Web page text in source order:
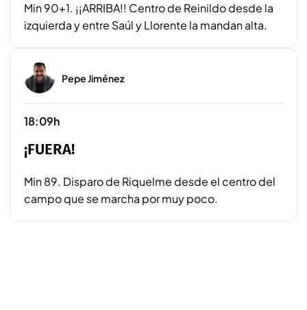
Min 90+1. ¡¡ARRIBA!! Centro de Reinildo desde la
izquierda y entre Saúl y Llorente la mandan alta.
Pepe Jiménez
18:09h
¡FUERA!
Min 89. Disparo de Riquelme desde el centro del
campo que se marcha por muy poco.